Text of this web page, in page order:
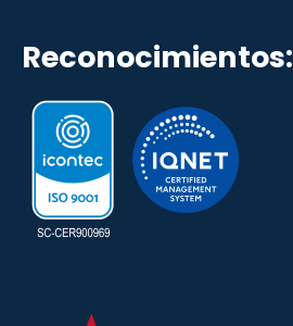
Reconocimientos: